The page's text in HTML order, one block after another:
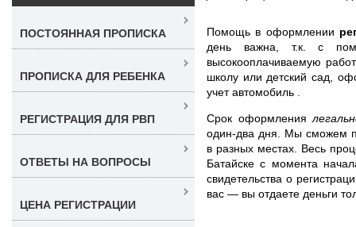
Помощь в оформлении
день важна, т.к. с
высокооплачиваемую
школу или детский сад,
учет автомобиль .
Срок оформления
один-два дня. Мы сможем
в разных местах. Весь
Батайске с момента
свидетельства о
вас — вы отдаете деньги
ПОСТОЯННАЯ ПРОПИСКА
ПРОПИСКА ДЛЯ РЕБЕНКА
РЕГИСТРАЦИЯ ДЛЯ РВП
ОТВЕТЫ НА ВОПРОСЫ
ЦЕНА РЕГИСТРАЦИИ